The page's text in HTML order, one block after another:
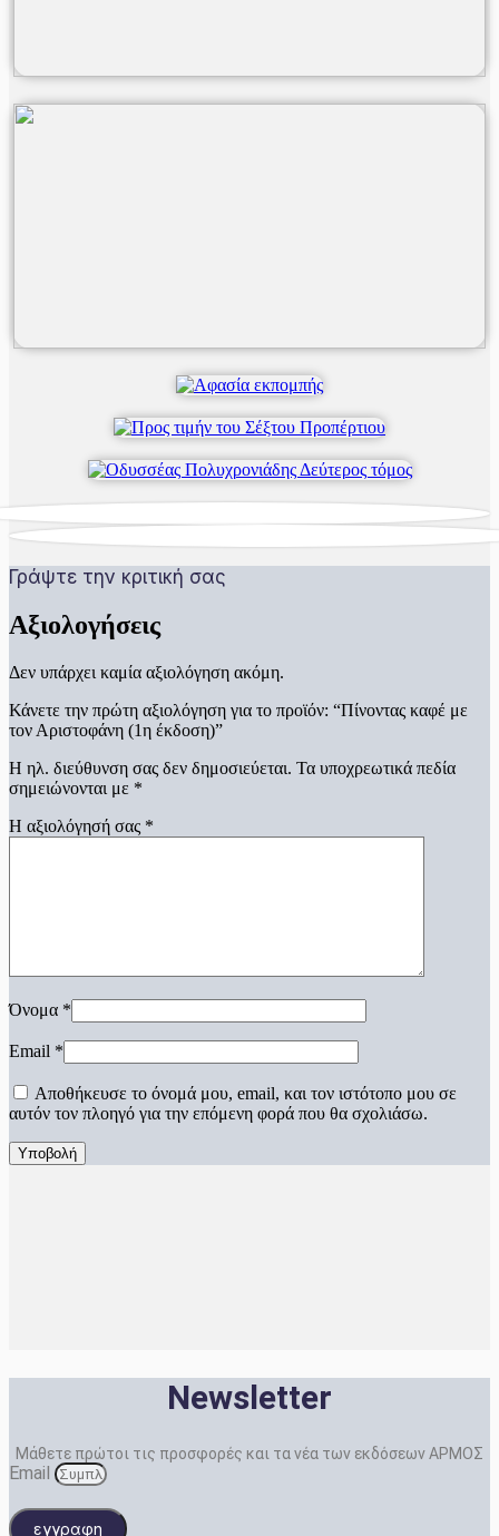
Γράψτε την κριτική σας
Αξιολογήσεις
Δεν υπάρχει καμία αξιολόγηση ακόμη.
Κάνετε την πρώτη αξιολόγηση για το προϊόν: “Πίνοντας καφέ με
τον Αριστοφάνη (1η έκδοση)”
Η ηλ. διεύθυνση σας δεν δημοσιεύεται. Τα υποχρεωτικά πεδία
σημειώνονται με *
Η αξιολόγησή σας *
Όνομα *
Email *
Αποθήκευσε το όνομά μου, email, και τον ιστότοπο μου σε
αυτόν τον πλοηγό για την επόμενη φορά που θα σχολιάσω.
Newsletter
Μάθετε πρώτοι τις προσφορές και τα νέα των εκδόσεων ΑΡΜΟΣ
Email
εγγραφη